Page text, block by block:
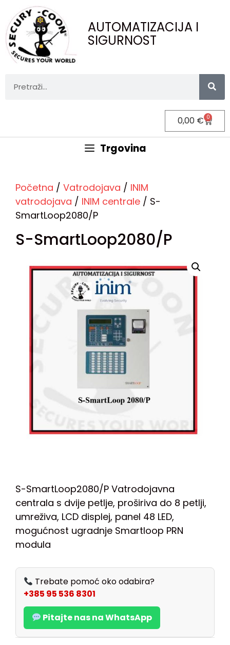
AUTOMATIZACIJA I
SIGURNOST
0,00 € 0
Trgovina
Početna / Vatrodojava / INIM
vatrodojava / INIM centrale / S-
SmartLoop2080/P
S-SmartLoop2080/P
S-SmartLoop2080/P Vatrodojavna
centrala s dvije petlje, proširiva do 8 petlji,
umreživa, LCD displej, panel 48 LED,
mogućnost ugradnje Smartloop PRN
modula
Trebate pomoć oko odabira?
+385 95 536 8301
Pitajte nas na WhatsApp